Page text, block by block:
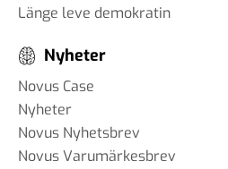
Länge leve demokratin
Nyheter
Novus Case
Nyheter
Novus Nyhetsbrev
Novus Varumärkesbrev